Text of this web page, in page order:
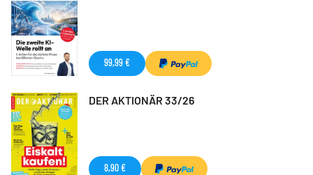
99,99 €
DER AKTIONÄR 33/26
8,90 €